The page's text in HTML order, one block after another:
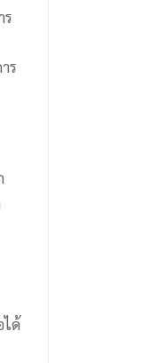
ร
ด้